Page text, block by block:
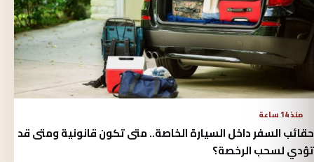
منذ 14 ساعة
حقائب السفر داخل السيارة الخاصة.. متى تكون قانونية ومتى قد
تؤدي لسحب الرخصة؟